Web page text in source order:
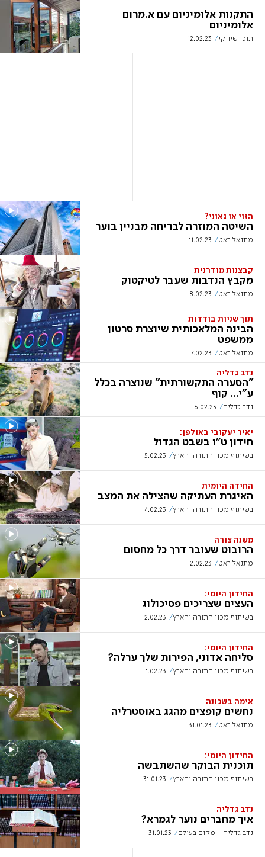
התקנות אלומיניום עם א.מרום
אלומיניום
תוכן שיווקי 12.02.23
הזוי או גאוני?
השיטה המוזרה לבריחה מבניין בוער
מתנאל ראט 11.02.23
קבצנות מודרנית
מקבץ הנדבות שעבר לטיקטוק
מתנאל ראט 8.02.23
תוך שניות בודדות
הבינה המלאכותית שיוצרת סרטון
ממשפט
מתנאל ראט 7.02.23
נדב גדליה
"הסערה התקשורתית" שנוצרה בכלל
ע"י... קוף
נדב גדליה 6.02.23
יאיר יעקובי באולפן:
חידון ט"ו בשבט הגדול
בשיתוף מכון התורה והארץ 5.02.23
החידה היומית
האיגרת העתיקה שהצילה את המצב
בשיתוף מכון התורה והארץ 4.02.23
משנה צורה
הרובוט שעובר דרך כל מחסום
מתנאל ראט 2.02.23
החידון היומי:
העצים שצריכים פסיכולוג
בשיתוף מכון התורה והארץ 2.02.23
החידון היומי:
סליחה אדוני, הפירות שלך ערלה?
בשיתוף מכון התורה והארץ 1.02.23
אימה בשכונה
נחשים קופצים מהגג באוסטרליה
מתנאל ראט 31.01.23
החידון היומי:
תוכנית הבוקר שהשתבשה
בשיתוף מכון התורה והארץ 31.01.23
נדב גדליה
איך מחברים נוער לגמרא?
נדב גדליה - מקום בעולם 31.01.23